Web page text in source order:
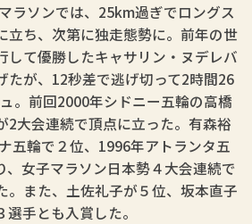
ラソンでは、25km過ぎでロングス
立ち、次第に独走態勢に。前年の世
して優勝したキャサリン・ヌデレバ
たが、12秒差で逃げ切って2時間26
。前回2000年シドニー五輪の高橋
2大会連続で頂点に立った。有森裕
五輪で２位、1996年アトランタ五
、女子マラソン日本勢４大会連続で
。また、土佐礼子が５位、坂本直子
手とも入賞した。